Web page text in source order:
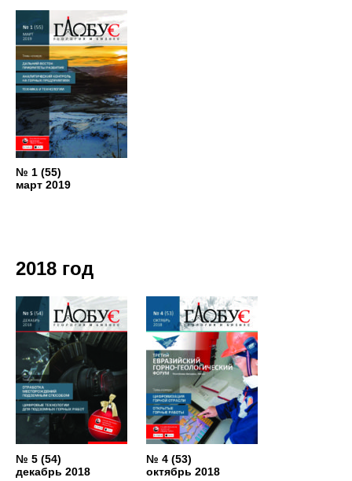
№ 1 (55)
март 2019
2018 год
№ 5 (54)
декабрь 2018
№ 4 (53)
октябрь 2018